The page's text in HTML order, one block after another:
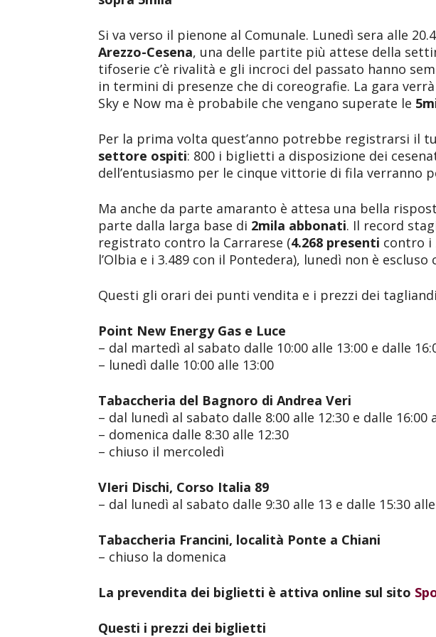
Si va verso il pienone al Comunale. Lunedì sera alle
Arezzo-Cesena, una delle partite più attese della
tifoserie c’è rivalità e gli incroci del passato hanno
in termini di presenze che di coreografie. La gara
Sky e Now ma è probabile che vengano superate le
Per la prima volta quest’anno potrebbe registrarsi il
settore ospiti: 800 i biglietti a disposizione dei
dell’entusiasmo per le cinque vittorie di fila verranno
Ma anche da parte amaranto è attesa una bella
parte dalla larga base di 2mila abbonati. Il record
registrato contro la Carrarese (4.268 presenti contro i
l’Olbia e i 3.489 con il Pontedera), lunedì non è
Questi gli orari dei punti vendita e i prezzi dei
Point New Energy Gas e Luce
– dal martedì al sabato dalle 10:00 alle 13:00 e dalle
– lunedì dalle 10:00 alle 13:00
Tabaccheria del Bagnoro di Andrea Veri
– dal lunedì al sabato dalle 8:00 alle 12:30 e dalle 16:00
– domenica dalle 8:30 alle 12:30
– chiuso il mercoledì
VIeri Dischi, Corso Italia 89
– dal lunedì al sabato dalle 9:30 alle 13 e dalle 15:30
Tabaccheria Francini, località Ponte a Chiani
– chiuso la domenica
La prevendita dei biglietti è attiva online sul sito
Questi i prezzi dei biglietti